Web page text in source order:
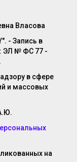
Власова
- Запись в
ЭЛ № ФС 77 -
в сфере
и массовых
на